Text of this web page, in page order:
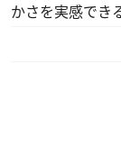
かさを実感でき